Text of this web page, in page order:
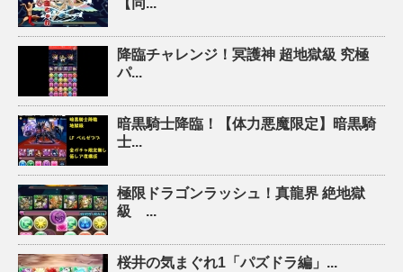
【同...
降臨チャレンジ！冥護神 超地獄級 究極
パ...
暗黒騎士降臨！【体力悪魔限定】暗黒騎
士...
極限ドラゴンラッシュ！真龍界 絶地獄
級 ...
桜井の気まぐれ1「パズドラ編」...